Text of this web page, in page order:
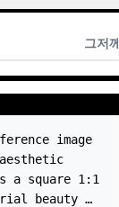
그저께
image
a square 1:1
beauty